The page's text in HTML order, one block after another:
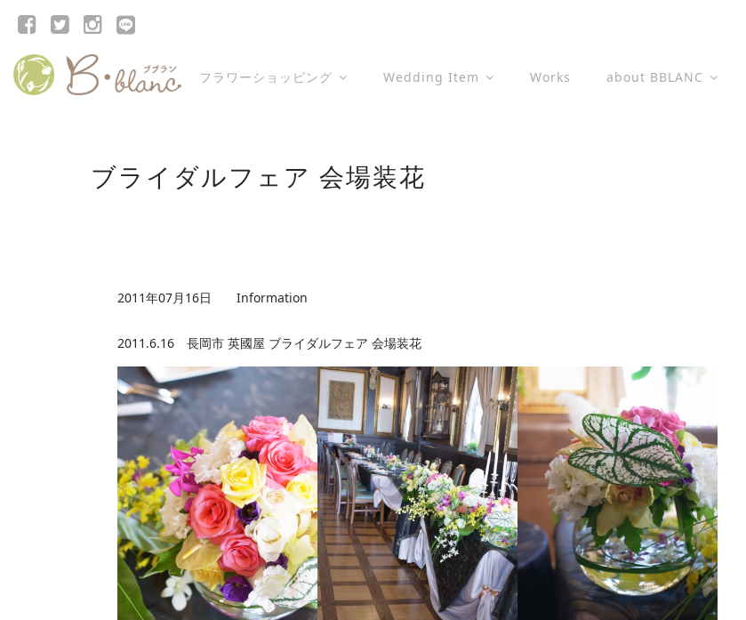
フラワーショッピング Wedding Item Works about BBLANC
ブライダルフェア 会場装花
2011年07月16日 Information
2011.6.16 長岡市 英國屋 ブライダルフェア 会場装花